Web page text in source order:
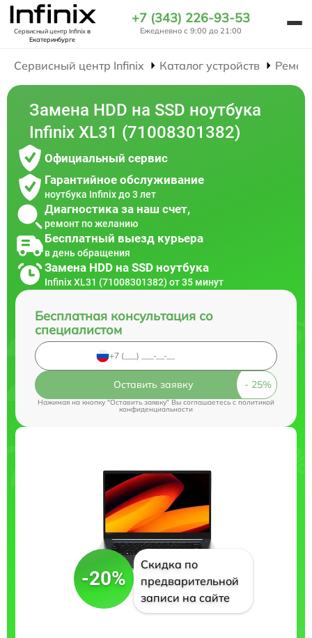
Сервисный центр Infinixв
Екатеринбурге
+7 (343) 226-93-53
Ежедневно с 9:00 до 21:00
Сервисный центр Infinix Каталог устройств
Замена HDD на SSD ноутбука
Infinix XL31 (71008301382)
Официальный сервис
Гарантийное обслуживание
ноутбука Infinix до 3 лет
Диагностика за наш счет,
ремонт по желанию
Бесплатный выезд курьера
в день обращения
Замена HDD на SSD ноутбука
Infinix XL31 (71008301382) от 35 минут
Бесплатная консультация со
специалистом
Оставить заявку
Нажимая на кнопку "Оставить заявку" Вы соглашаетесь cполитикой
конфиденциальности
-20%
Скидка по
предварительной
записи на сайте